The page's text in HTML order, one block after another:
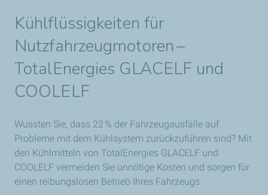
für Motoren mit hoher Nutzung
Verlängerte Ölwechselintervalle – Senkung der
Verbesserte Motorleistung – mit geringerem
Schlammbildungsrisiko
Hochwertige Produkte – geliefert von einem weltweit
Entdecken Sie unseren Katalog
Kühlflüssigkeiten für
Nutzfahrzeugmotoren –
TotalEnergies GLACELF und
COOLELF
Wussten Sie, dass 22 % der Fahrzeugausfälle auf
Probleme mit dem Kühlsystem zurückzuführen sind? Mit
den Kühlmitteln von TotalEnergies GLACELF und
COOLELF vermeiden Sie unnötige Kosten und sorgen für
einen reibungslosen Betrieb Ihres Fahrzeugs.